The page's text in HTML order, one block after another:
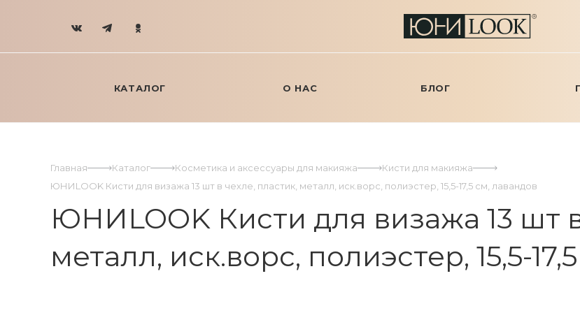
КАТАЛОГ О НАС БЛОГ
Главная Каталог Косметика и аксессуары для макияжа
Кисти для макияжа
ЮНИLOOK Кисти для визажа 13 шт в чехле, пластик, металл, иск.ворс, полиэстер, 15,5-17,5 см, лавандов
ЮНИLOOK Кисти для визажа 13 шт
металл, иск.ворс, полиэстер, 15,5-